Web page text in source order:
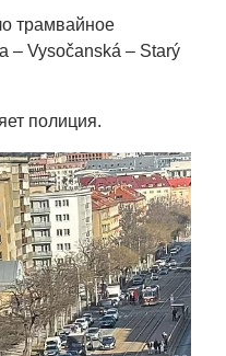
трамвайное
– Vysočanská – Starý
полиция.